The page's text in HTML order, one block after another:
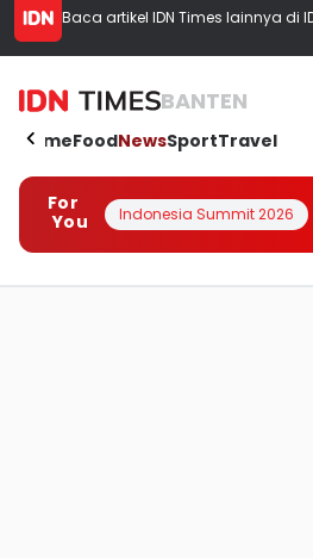
Baca artikel IDN Times lainnya di
BANTEN
HomeFoodNewsSportTravel
For
You
Indonesia Summit 2026